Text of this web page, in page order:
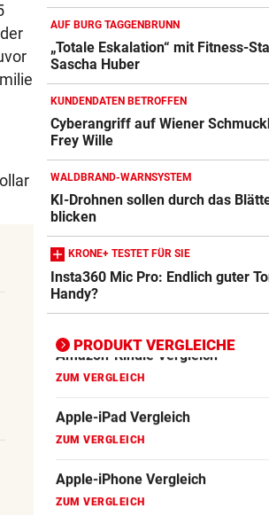
AUF BURG TAGGENBRUNN
„Totale Eskalation“ mit Fitness-
Sascha Huber
KUNDENDATEN BETROFFEN
Cyberangriff auf Wiener
Frey Wille
WALDBRAND-WARNSYSTEM
KI-Drohnen sollen durch das
blicken
KRONE+ TESTET FÜR SIE
Insta360 Mic Pro: Endlich guter
Handy?
PRODUKT VERGLEICHE
Amazon-Kindle Vergleich
ZUM VERGLEICH
Apple-iPad Vergleich
ZUM VERGLEICH
ZUM VERGLEICH
Apple Macbook Vergleich
ZUM VERGLEICH
Bluetooth Lautsprecher Vergleich
ZUM VERGLEICH
DSL Speedtest
Fernseher Vergleich
Fritz Repeater Vergleich